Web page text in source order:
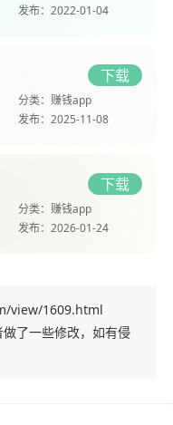
发布： 2022-01-04
下载
分类： 赚钱app
发布： 2025-11-08
下载
分类： 赚钱app
发布： 2026-01-24
view/1609.html
了一些修改，如有侵